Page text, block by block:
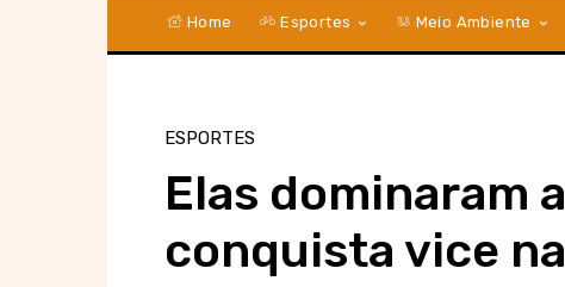
Home Esportes Meio Ambiente
ESPORTES
Elas dominaram
conquista vice